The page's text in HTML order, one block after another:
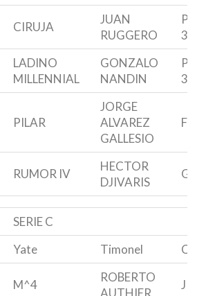
CIRUJA
JUAN
RUGGERO
34
LADINO
MILLENNIAL
GONZALO
NANDIN
34
PILAR
JORGE
ALVAREZ
GALLESIO
RUMOR IV
HECTOR
DJIVARIS
SERIE C
Yate Timonel
M^4
ROBERTO
AUTHIER
J 80